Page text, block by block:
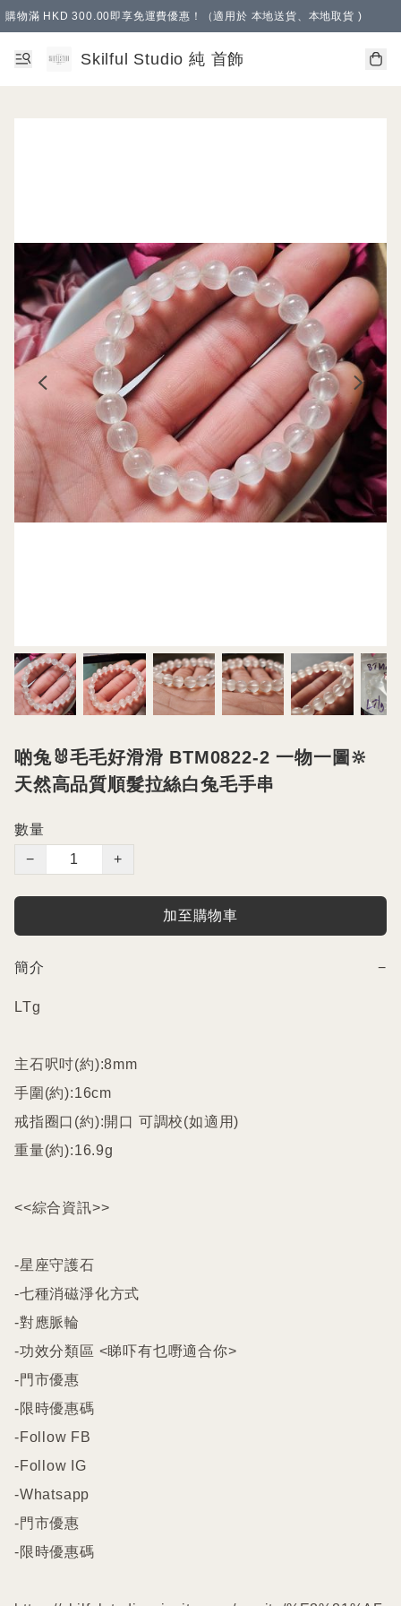
購物滿 HKD 300.00即享免運費優惠！（適用於 本地送貨、本地取貨 )
Skilful Studio 純 首飾
啲兔🐰毛毛好滑滑 BTM0822-2 一物一圖🔆
天然高品質順髮拉絲白兔毛手串
數量
−
+
加至購物車
簡介 −
LTg
主石呎吋(約):8mm
手圍(約):16cm
戒指圈口(約):開口 可調校(如適用)
重量(約):16.9g
<<綜合資訊>>
-星座守護石
-七種消磁淨化方式
-對應脈輪
-功效分類區 <睇吓有乜嘢適合你>
-門市優惠
-限時優惠碼
-Follow FB
-Follow IG
-Whatsapp
-門市優惠
-限時優惠碼